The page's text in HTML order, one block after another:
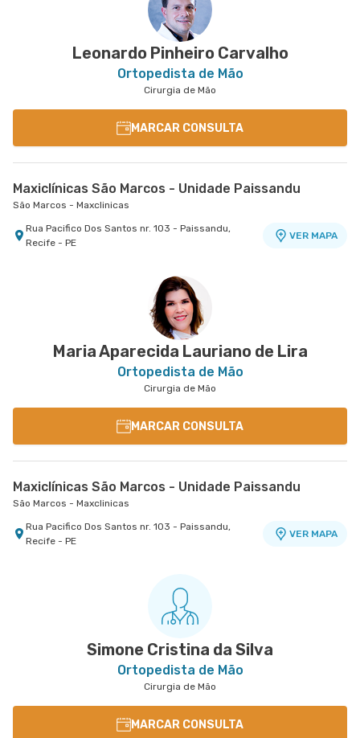
Leonardo Pinheiro Carvalho
Ortopedista de Mão
Cirurgia de Mão
MARCAR CONSULTA
Maxiclínicas São Marcos - Unidade Paissandu
São Marcos - Maxclinicas
Rua Pacifico Dos Santos nr. 103 - Paissandu,
Recife - PE
VER MAPA
Maria Aparecida Lauriano de Lira
Ortopedista de Mão
Cirurgia de Mão
MARCAR CONSULTA
Maxiclínicas São Marcos - Unidade Paissandu
São Marcos - Maxclinicas
Rua Pacifico Dos Santos nr. 103 - Paissandu,
Recife - PE
VER MAPA
Simone Cristina da Silva
Ortopedista de Mão
Cirurgia de Mão
MARCAR CONSULTA